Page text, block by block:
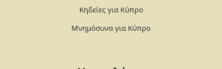
Κηδείες για Κύπρο
Μνημόσυνα για Κύπρο